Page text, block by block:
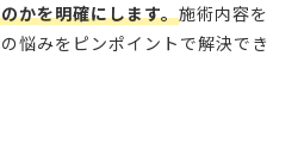
かを明確にします。施術内容を
悩みをピンポイントで解決でき